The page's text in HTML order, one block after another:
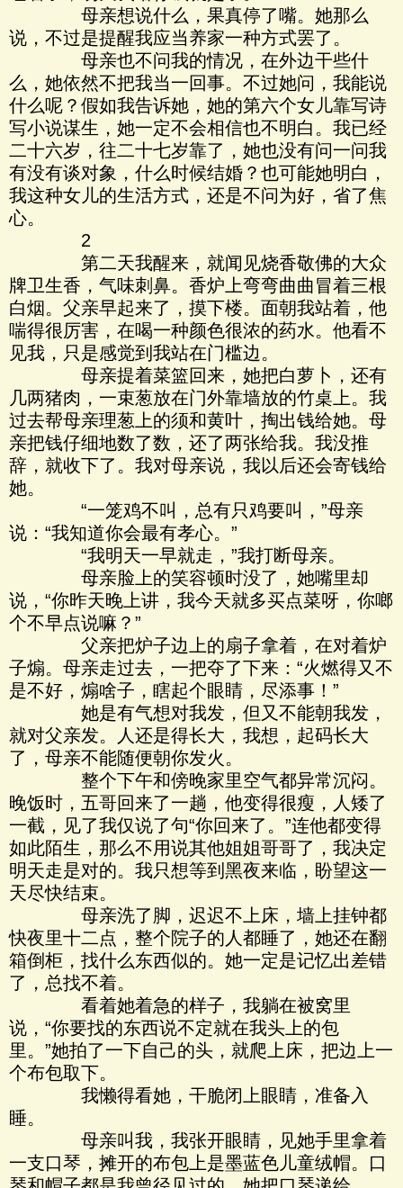
母亲想说什么，果真停了嘴。她那么
说，不过是提醒我应当养家一种方式罢了。
母亲也不问我的情况，在外边干些什
么，她依然不把我当一回事。不过她问，我能说
什么呢？假如我告诉她，她的第六个女儿靠写诗
写小说谋生，她一定不会相信也不明白。我已经
二十六岁，往二十七岁靠了，她也没有问一问我
有没有谈对象，什么时候结婚？也可能她明白，
我这种女儿的生活方式，还是不问为好，省了焦
心。
2
第二天我醒来，就闻见烧香敬佛的大众
牌卫生香，气味刺鼻。香炉上弯弯曲曲冒着三根
白烟。父亲早起来了，摸下楼。面朝我站着，他
喘得很厉害，在喝一种颜色很浓的药水。他看不
见我，只是感觉到我站在门槛边。
母亲提着菜篮回来，她把白萝卜，还有
几两猪肉，一束葱放在门外靠墙放的竹桌上。我
过去帮母亲理葱上的须和黄叶，掏出钱给她。母
亲把钱仔细地数了数，还了两张给我。我没推
辞，就收下了。我对母亲说，我以后还会寄钱给
她。
“一笼鸡不叫，总有只鸡要叫，”母亲
说：“我知道你会最有孝心。”
“我明天一早就走，”我打断母亲。
母亲脸上的笑容顿时没了，她嘴里却
说，“你昨天晚上讲，我今天就多买点菜呀，你啷
个不早点说嘛？”
父亲把炉子边上的扇子拿着，在对着炉
子煽。母亲走过去，一把夺了下来：“火燃得又不
是不好，煽啥子，瞎起个眼睛，尽添事！”
她是有气想对我发，但又不能朝我发，
就对父亲发。人还是得长大，我想，起码长大
了，母亲不能随便朝你发火。
整个下午和傍晚家里空气都异常沉闷。
晚饭时，五哥回来了一趟，他变得很瘦，人矮了
一截，见了我仅说了句“你回来了。”连他都变得
如此陌生，那么不用说其他姐姐哥哥了，我决定
明天走是对的。我只想等到黑夜来临，盼望这一
天尽快结束。
母亲洗了脚，迟迟不上床，墙上挂钟都
快夜里十二点，整个院子的人都睡了，她还在翻
箱倒柜，找什么东西似的。她一定是记忆出差错
了，总找不着。
看着她着急的样子，我躺在被窝里
说，“你要找的东西说不定就在我头上的包
里。”她拍了一下自己的头，就爬上床，把边上一
个布包取下。
我懒得看她，干脆闭上眼睛，准备入
睡。
母亲叫我，我张开眼睛，见她手里拿着
一支口琴，摊开的布包上是墨蓝色儿童绒帽。口